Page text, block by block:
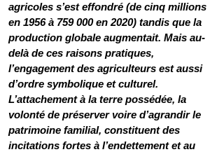
agricoles s’est effondré (de cinq millions
en 1956 à 759 000 en 2020) tandis que la
production globale augmentait. Mais au-
delà de ces raisons pratiques,
l’engagement des agriculteurs est aussi
d’ordre symbolique et culturel.
L’attachement à la terre possédée, la
volonté de préserver voire d’agrandir le
patrimoine familial, constituent des
incitations fortes à l’endettement et au